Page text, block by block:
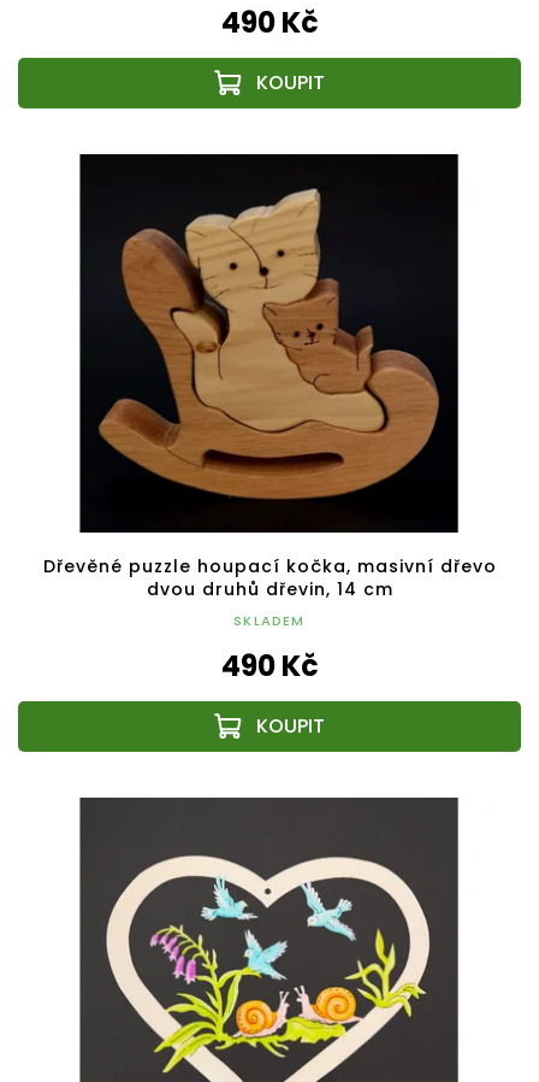
490 Kč
Dřevěné puzzle houpací kočka, masivní dřevo
dvou druhů dřevin, 14 cm
SKLADEM
490 Kč